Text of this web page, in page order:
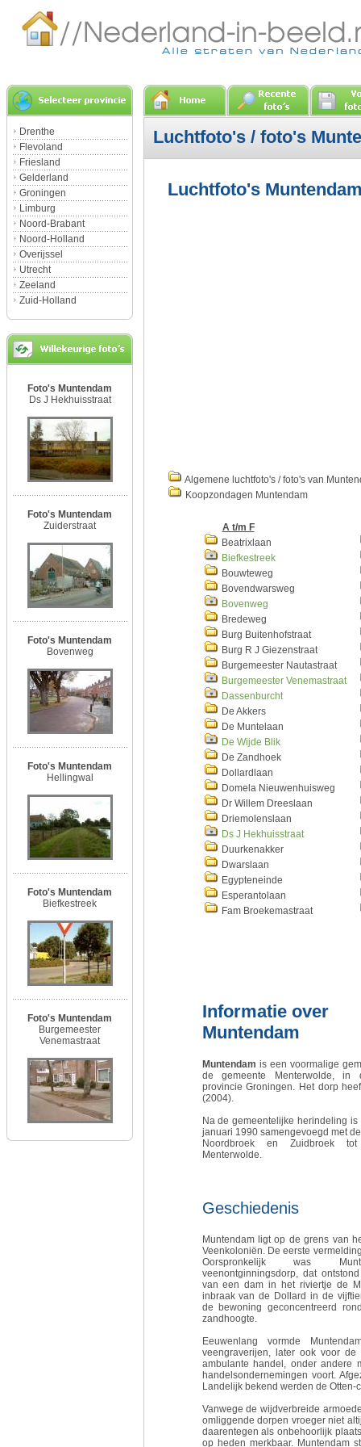
Drenthe
Flevoland
Friesland
Gelderland
Groningen
Limburg
Noord-Brabant
Noord-Holland
Overijssel
Utrecht
Zeeland
Zuid-Holland
Foto's Muntendam
Ds J Hekhuisstraat
Foto's Muntendam
Zuiderstraat
Foto's Muntendam
Bovenweg
Foto's Muntendam
Hellingwal
Foto's Muntendam
Biefkestreek
Foto's Muntendam
Burgemeester
Venemastraat
Luchtfoto's / foto's
Luchtfoto's
Algemene luchtfoto's / foto's van
Koopzondagen Muntendam
A t/m F
Beatrixlaan
Biefkestreek
Bouwteweg
Bovendwarsweg
Bovenweg
Bredeweg
Burg Buitenhofstraat
Burg R J Giezenstraat
Burgemeester Nautastraat
Burgemeester Venemastraat
Dassenburcht
De Akkers
De Muntelaan
De Wijde Blik
De Zandhoek
Dollardlaan
Domela Nieuwenhuisweg
Dr Willem Dreeslaan
Driemolenslaan
Ds J Hekhuisstraat
Duurkenakker
Dwarslaan
Egypteneinde
Esperantolaan
Fam Broekemastraat
Informatie over
Muntendam
Muntendam is een voormalige
de gemeente Menterwolde, in
provincie Groningen. Het dorp
(2004).
Na de gemeentelijke herindeling
januari 1990 samengevoegd met
Noordbroek en Zuidbroek
Menterwolde.
Geschiedenis
Muntendam ligt op de grens van
Veenkoloniën. De eerste
Oorspronkelijk was
veenontginningsdorp, dat
van een dam in het riviertje de
inbraak van de Dollard in de
de bewoning geconcentreerd
zandhoogte.
Eeuwenlang vormde
veengraverijen, later ook voor
ambulante handel, onder andere
handelsondernemingen voort.
Landelijk bekend werden de Otten-
Vanwege de wijdverbreide
omliggende dorpen vroeger niet
daarentegen als onbehoorlijk
op heden merkbaar. Muntendam